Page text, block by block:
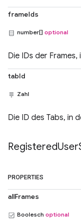
frameIds
number[] optional
Die IDs der
tabId
Zahl
Die ID des Tabs, in
RegisteredUser
PROPERTIES
allFrames
Boolesch optional